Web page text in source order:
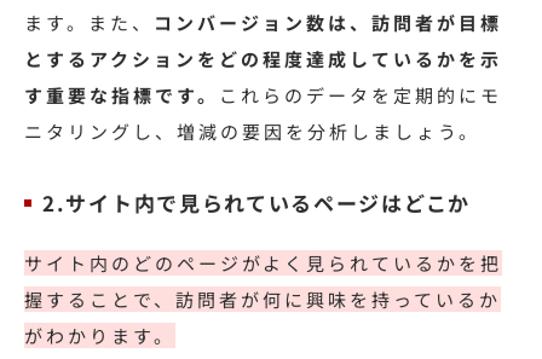
ます。また、 コンバージョン数は、訪問者が目標
とするアクションをどの程度達成しているかを示
す重要な指標です。 これらのデータを定期的にモ
ニタリングし、増減の要因を分析しましょう。
2.サイト内で見られているページはどこか
サイト内のどのページがよく見られているかを把
握することで、訪問者が何に興味を持っているか
がわかります。